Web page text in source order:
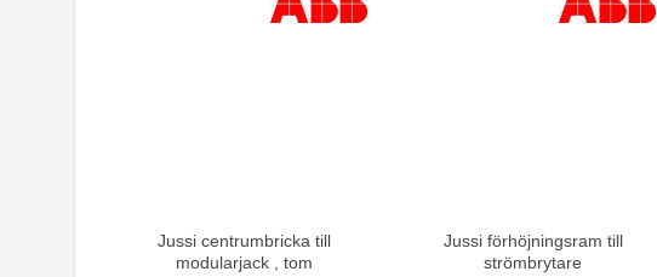
Jussi centrumbricka till
modularjack , tom
Jussi förhöjningsram till
strömbrytare